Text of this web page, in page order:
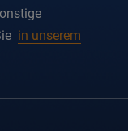
in unserem